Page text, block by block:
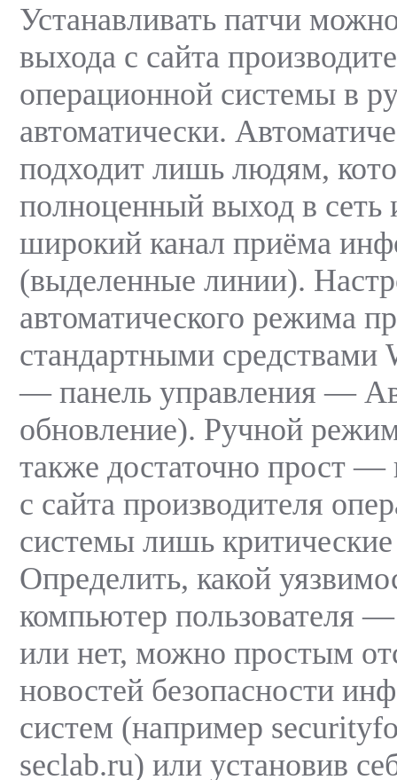
Устанавливать патчи
выхода с сайта
операционной системы в
автоматически.
подходит лишь людям,
полноценный выход в сеть
широкий канал приёма
(выделенные линии).
автоматического режима
стандартными средствами
— панель управления —
обновление). Ручной
также достаточно прост —
с сайта производителя
системы лишь
Определить, какой
компьютер пользователя
или нет, можно простым
новостей безопасности
систем (например
seclab.ru) или установив